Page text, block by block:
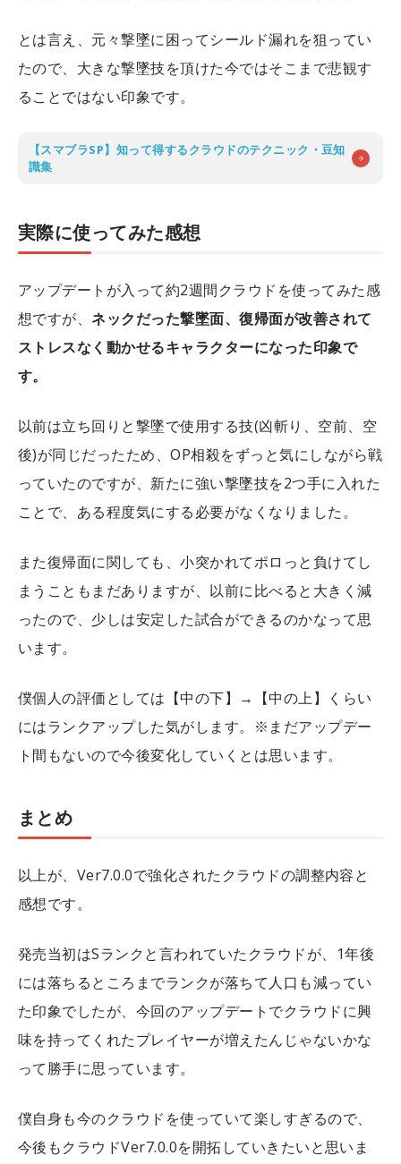
とは言え、元々撃墜に困ってシールド漏れを狙ってい
たので、大きな撃墜技を頂けた今ではそこまで悲観す
ることではない印象です。
【スマブラSP】知って得するクラウドのテクニック・豆知
識集
実際に使ってみた感想
アップデートが入って約2週間クラウドを使ってみた感
想ですが、ネックだった撃墜面、復帰面が改善されて
ストレスなく動かせるキャラクターになった印象で
す。
以前は立ち回りと撃墜で使用する技(凶斬り、空前、空
後)が同じだったため、OP相殺をずっと気にしながら戦
っていたのですが、新たに強い撃墜技を2つ手に入れた
ことで、ある程度気にする必要がなくなりました。
また復帰面に関しても、小突かれてポロっと負けてし
まうこともまだありますが、以前に比べると大きく減
ったので、少しは安定した試合ができるのかなって思
います。
僕個人の評価としては【中の下】→【中の上】くらい
にはランクアップした気がします。※まだアップデー
ト間もないので今後変化していくとは思います。
まとめ
以上が、Ver7.0.0で強化されたクラウドの調整内容と
感想です。
発売当初はSランクと言われていたクラウドが、1年後
には落ちるところまでランクが落ちて人口も減ってい
た印象でしたが、今回のアップデートでクラウドに興
味を持ってくれたプレイヤーが増えたんじゃないかな
って勝手に思っています。
僕自身も今のクラウドを使っていて楽しすぎるので、
今後もクラウドVer7.0.0を開拓していきたいと思いま